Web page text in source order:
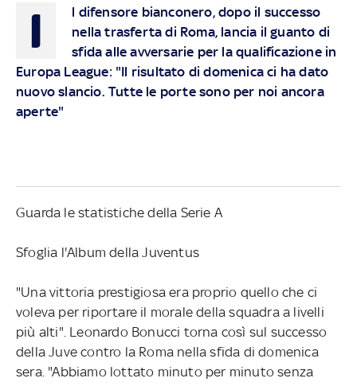
I
l difensore bianconero, dopo il successo
nella trasferta di Roma, lancia il guanto di
sfida alle avversarie per la qualificazione in
Europa League: "Il risultato di domenica ci ha dato
nuovo slancio. Tutte le porte sono per noi ancora
aperte"
Guarda le statistiche della Serie A
Sfoglia l'Album della Juventus
"Una vittoria prestigiosa era proprio quello che ci
voleva per riportare il morale della squadra a livelli
più alti". Leonardo Bonucci torna così sul successo
della Juve contro la Roma nella sfida di domenica
sera. "Abbiamo lottato minuto per minuto senza